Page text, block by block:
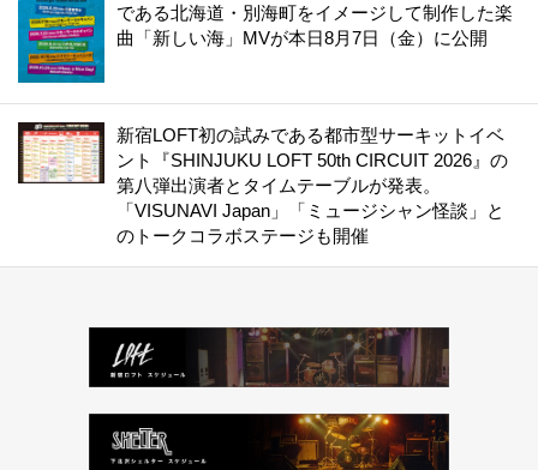
である北海道・別海町をイメージして制作した楽
曲「新しい海」MVが本日8月7日（金）に公開
新宿LOFT初の試みである都市型サーキットイベ
ント『SHINJUKU LOFT 50th CIRCUIT 2026』の
第八弾出演者とタイムテーブルが発表。
「VISUNAVI Japan」「ミュージシャン怪談」と
のトークコラボステージも開催